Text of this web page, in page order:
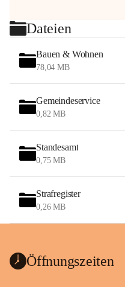
Dateien
Bauen & Wohnen
78,04 MB
Gemeindeservice
0,82 MB
Standesamt
0,75 MB
Strafregister
0,26 MB
Öffnungszeiten